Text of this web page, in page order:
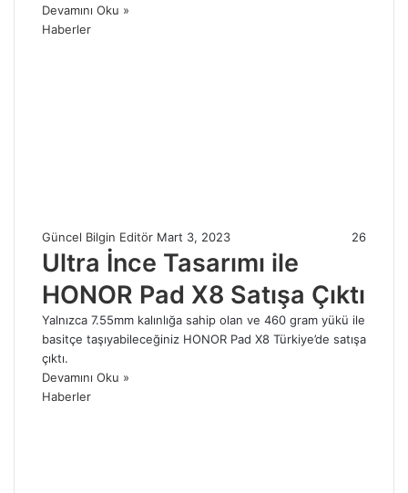
Devamını Oku »
Haberler
Güncel Bilgin Editör Mart 3, 2023 26
Ultra İnce Tasarımı ile
HONOR Pad X8 Satışa Çıktı
Yalnızca 7.55mm kalınlığa sahip olan ve 460 gram yükü ile
basitçe taşıyabileceğiniz HONOR Pad X8 Türkiye’de satışa
çıktı.
Devamını Oku »
Haberler